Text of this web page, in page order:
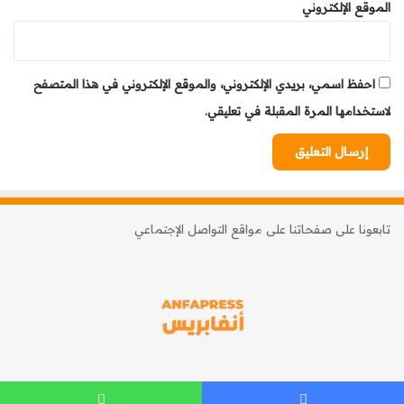
الموقع الإلكتروني
احفظ اسمي، بريدي الإلكتروني، والموقع الإلكتروني في هذا المتصفح
لاستخدامها المرة المقبلة في تعليقي.
تابعونا على صفحاتنا على مواقع التواصل الإجتماعي